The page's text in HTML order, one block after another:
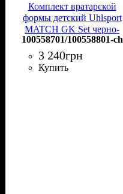
Комплект вратарской
формы детский Uhlsport
MATCH GK Set черно-
желтый
100558701/100558801
100558701/100558801-ch
3 240грн
Купить